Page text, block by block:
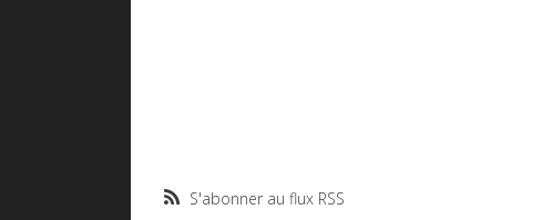
S'abonner au flux RSS